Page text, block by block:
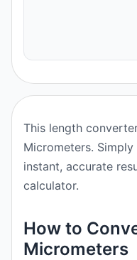
This length
Micrometers.
instant, accurate
calculator.
How to
Micrometers